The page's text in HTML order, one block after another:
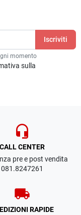
momento
sulla
headset_mic
CALL CENTER
pre e post vendita
081.8247261
local_shipping
RAPIDE